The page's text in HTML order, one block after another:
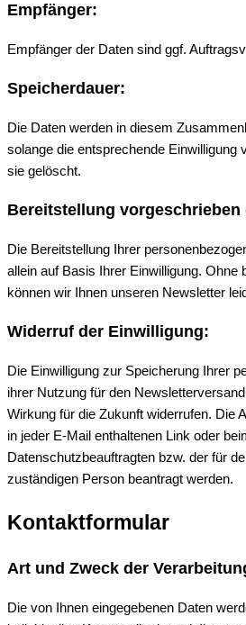
Empfänger:
Empfänger der Daten sind ggf.
Speicherdauer:
Die Daten werden in diesem
solange die entsprechende Einwilligung
sie gelöscht.
Bereitstellung
Die Bereitstellung Ihrer
allein auf Basis Ihrer Einwilligung. Ohne
können wir Ihnen unseren Newsletter
Widerruf der Einwilligung:
Die Einwilligung zur Speicherung Ihrer
ihrer Nutzung für den
Wirkung für die Zukunft widerrufen. Die
in jeder E-Mail enthaltenen Link oder
Datenschutzbeauftragten bzw. der für
zuständigen Person beantragt werden.
Kontaktformular
Art und Zweck der
Die von Ihnen eingegebenen Daten